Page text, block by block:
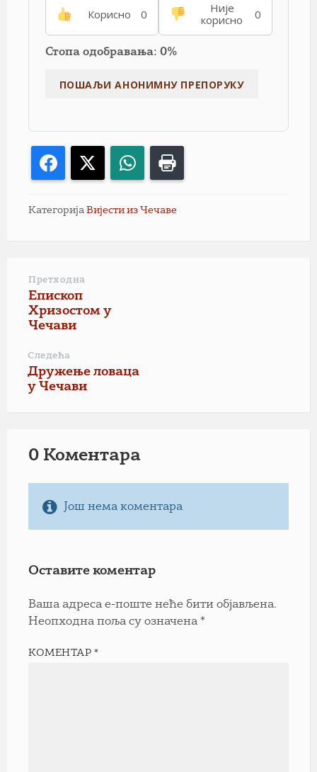
Корисно 0
Није
корисно
0
Стопа одобравања: 0%
Facebook WhatsApp
Категорија Вијести из Чечаве
Претходна
Епископ
Хризостом у
Чечави
Следећа
Дружење ловаца
у Чечави
0 Коментарa
Још нема коментара
Оставите коментар
Ваша адреса е-поште неће бити објављена.
Неопходна поља су означена *
КОМЕНТАР*